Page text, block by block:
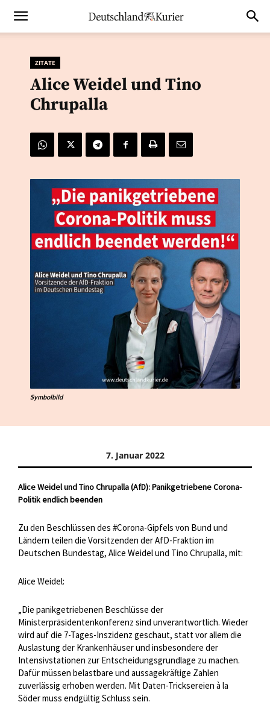
ZITATE
Alice Weidel und Tino
Chrupalla
Symbolbild
7. Januar 2022
Alice Weidel und Tino Chrupalla (AfD): Panikgetriebene Corona-
Politik endlich beenden
Zu den Beschlüssen des #Corona-Gipfels von Bund und
Ländern teilen die Vorsitzenden der AfD-Fraktion im
Deutschen Bundestag, Alice Weidel und Tino Chrupalla, mit:
Alice Weidel:
„Die panikgetriebenen Beschlüsse der
Ministerpräsidentenkonferenz sind unverantwortlich. Wieder
wird auf die 7-Tages-Inszidenz geschaut, statt vor allem die
Auslastung der Krankenhäuser und insbesondere der
Intensivstationen zur Entscheidungsgrundlage zu machen.
Dafür müssen belastbare und aussagekräftige Zahlen
zuverlässig erhoben werden. Mit Daten-Tricksereien à la
Söder muss endgültig Schluss sein.